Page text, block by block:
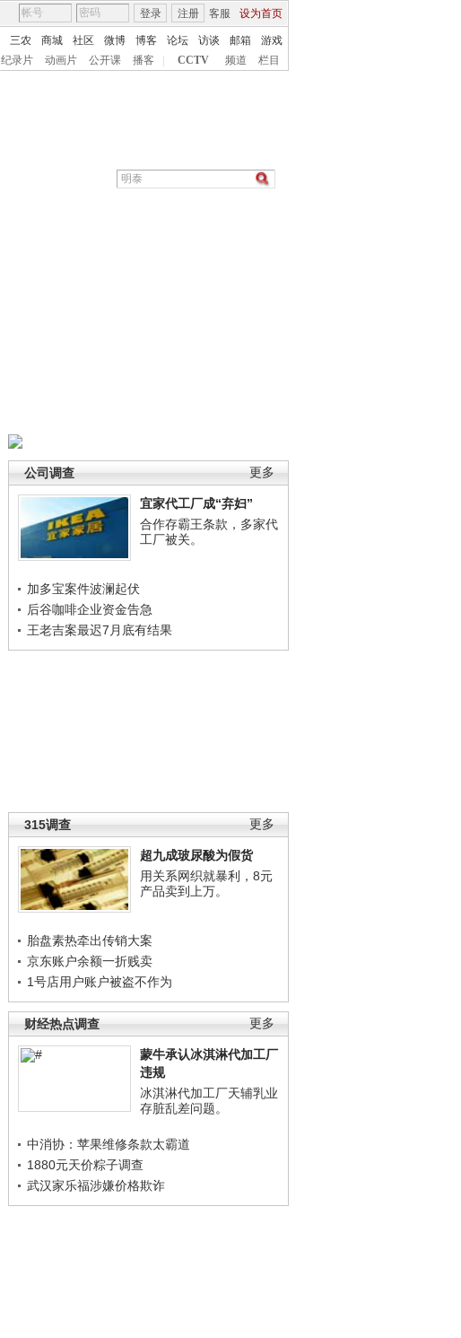
客服 设为首页
登录 注册
三农 商城 社区 微博 博客 论坛 访谈 邮箱
游戏
纪录片 动画片 公开课 播客 CCTV 频道 栏目
更多
公司调查
宜家代工厂成“弃妇”
合作存霸王条款，多家代
工厂被关。
加多宝案件波澜起伏
后谷咖啡企业资金告急
王老吉案最迟7月底有结果
更多
315调查
超九成玻尿酸为假货
用关系网织就暴利，8元
产品卖到上万。
胎盘素热牵出传销大案
京东账户余额一折贱卖
1号店用户账户被盗不作为
更多
财经热点调查
蒙牛承认冰淇淋代加工厂
违规
冰淇淋代加工厂天辅乳业
存脏乱差问题。
中消协：苹果维修条款太霸道
1880元天价粽子调查
武汉家乐福涉嫌价格欺诈